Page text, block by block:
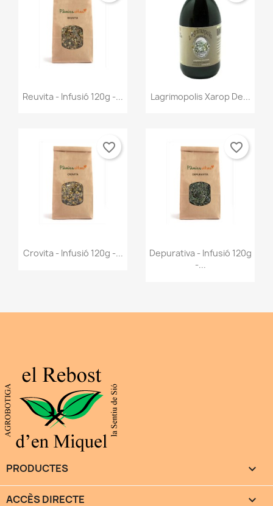
Vista ràpida
Reuvita - Infusió 120g -... Vista ràpida
Lagrimopolis Xarop De...
Vista ràpida
Crovita - Infusió 120g -...
favorite_border
Vista ràpida
Depurativa - Infusió 120g
-...
favorite_border
PRODUCTES 
ACCÈS DIRECTE 